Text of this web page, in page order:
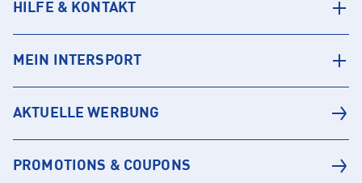
HILFE & KONTAKT
MEIN INTERSPORT
AKTUELLE WERBUNG
PROMOTIONS & COUPONS